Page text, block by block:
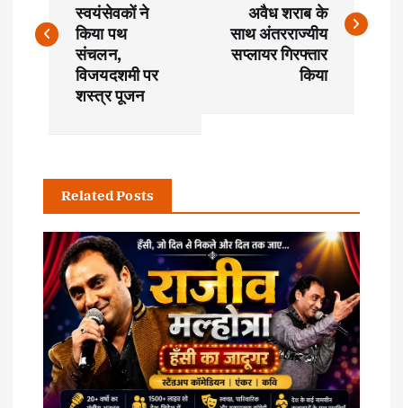
s
a
v
g
a
t
स्वयंसेवकों ने
किया पथ
संचलन,
विजयदशमी पर
शस्त्र पूजन
अवैध शराब के
साथ अंतरराज्यीय
सप्लायर गिरफ्तार
किया
Related Posts